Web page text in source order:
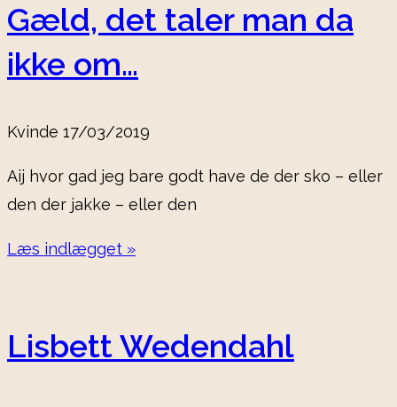
Gæld, det taler man da
ikke om…
Kvinde 17/03/2019
Aij hvor gad jeg bare godt have de der sko – eller
den der jakke – eller den
Læs indlægget »
Lisbett Wedendahl